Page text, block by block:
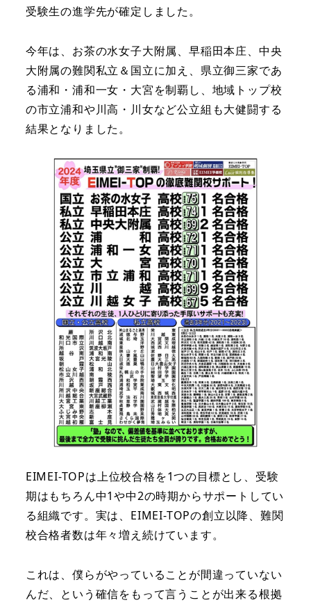
受験生の進学先が確定しました。
今年は、お茶の水女子大附属、早稲田本庄、中央
大附属の難関私立＆国立に加え、県立御三家であ
る浦和・浦和一女・大宮を制覇し、地域トップ校
の市立浦和や川高・川女など公立組も大健闘する
結果となりました。
EIMEI-TOPは上位校合格を1つの目標とし、受験
期はもちろん中1や中2の時期からサポートしてい
る組織です。実は、EIMEI-TOPの創立以降、難関
校合格者数は年々増え続けています。
これは、僕らがやっていることが間違っていない
んだ、という確信をもって言うことが出来る根拠